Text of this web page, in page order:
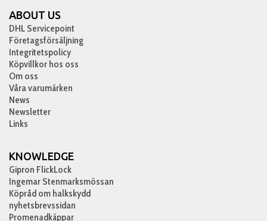
ABOUT US
DHL Servicepoint
Företagsförsäljning
Integritetspolicy
Köpvillkor hos oss
Om oss
Våra varumärken
News
Newsletter
Links
KNOWLEDGE
Gipron FlickLock
Ingemar Stenmarksmössan
Köpråd om halkskydd
nyhetsbrevssidan
Promenadkäppar